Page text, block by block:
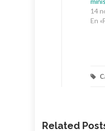
14
En
Related